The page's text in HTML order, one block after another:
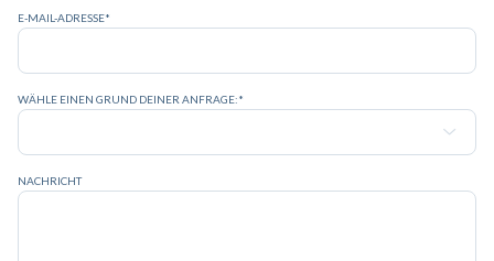
E-MAIL-ADRESSE*
WÄHLE EINEN GRUND DEINER ANFRAGE:*
NACHRICHT